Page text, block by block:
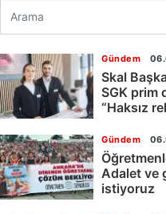
Gündem
Skal
SGK prim
“Haksız
Gündem
Adalet ve
istiyoruz